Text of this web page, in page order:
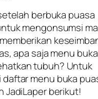
berbuka puasa
mengonsumsi
apa saja menu
tubuh? Untuk
menu buka
JadiLaper berikut!